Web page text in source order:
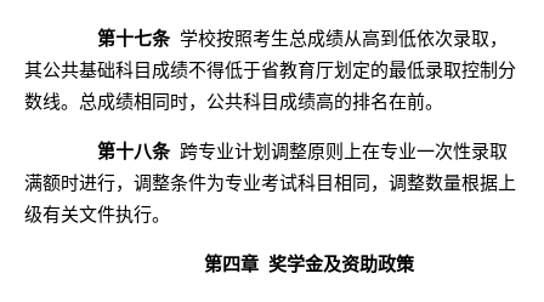
第十七条 学校按照考生总成绩从高到低依次录取，
其公共基础科目成绩不得低于省教育厅划定的最低录取控制分
数线。总成绩相同时，公共科目成绩高的排名在前。
第十八条 跨专业计划调整原则上在专业一次性录取
满额时进行，调整条件为专业考试科目相同，调整数量根据上
级有关文件执行。
第四章 奖学金及资助政策